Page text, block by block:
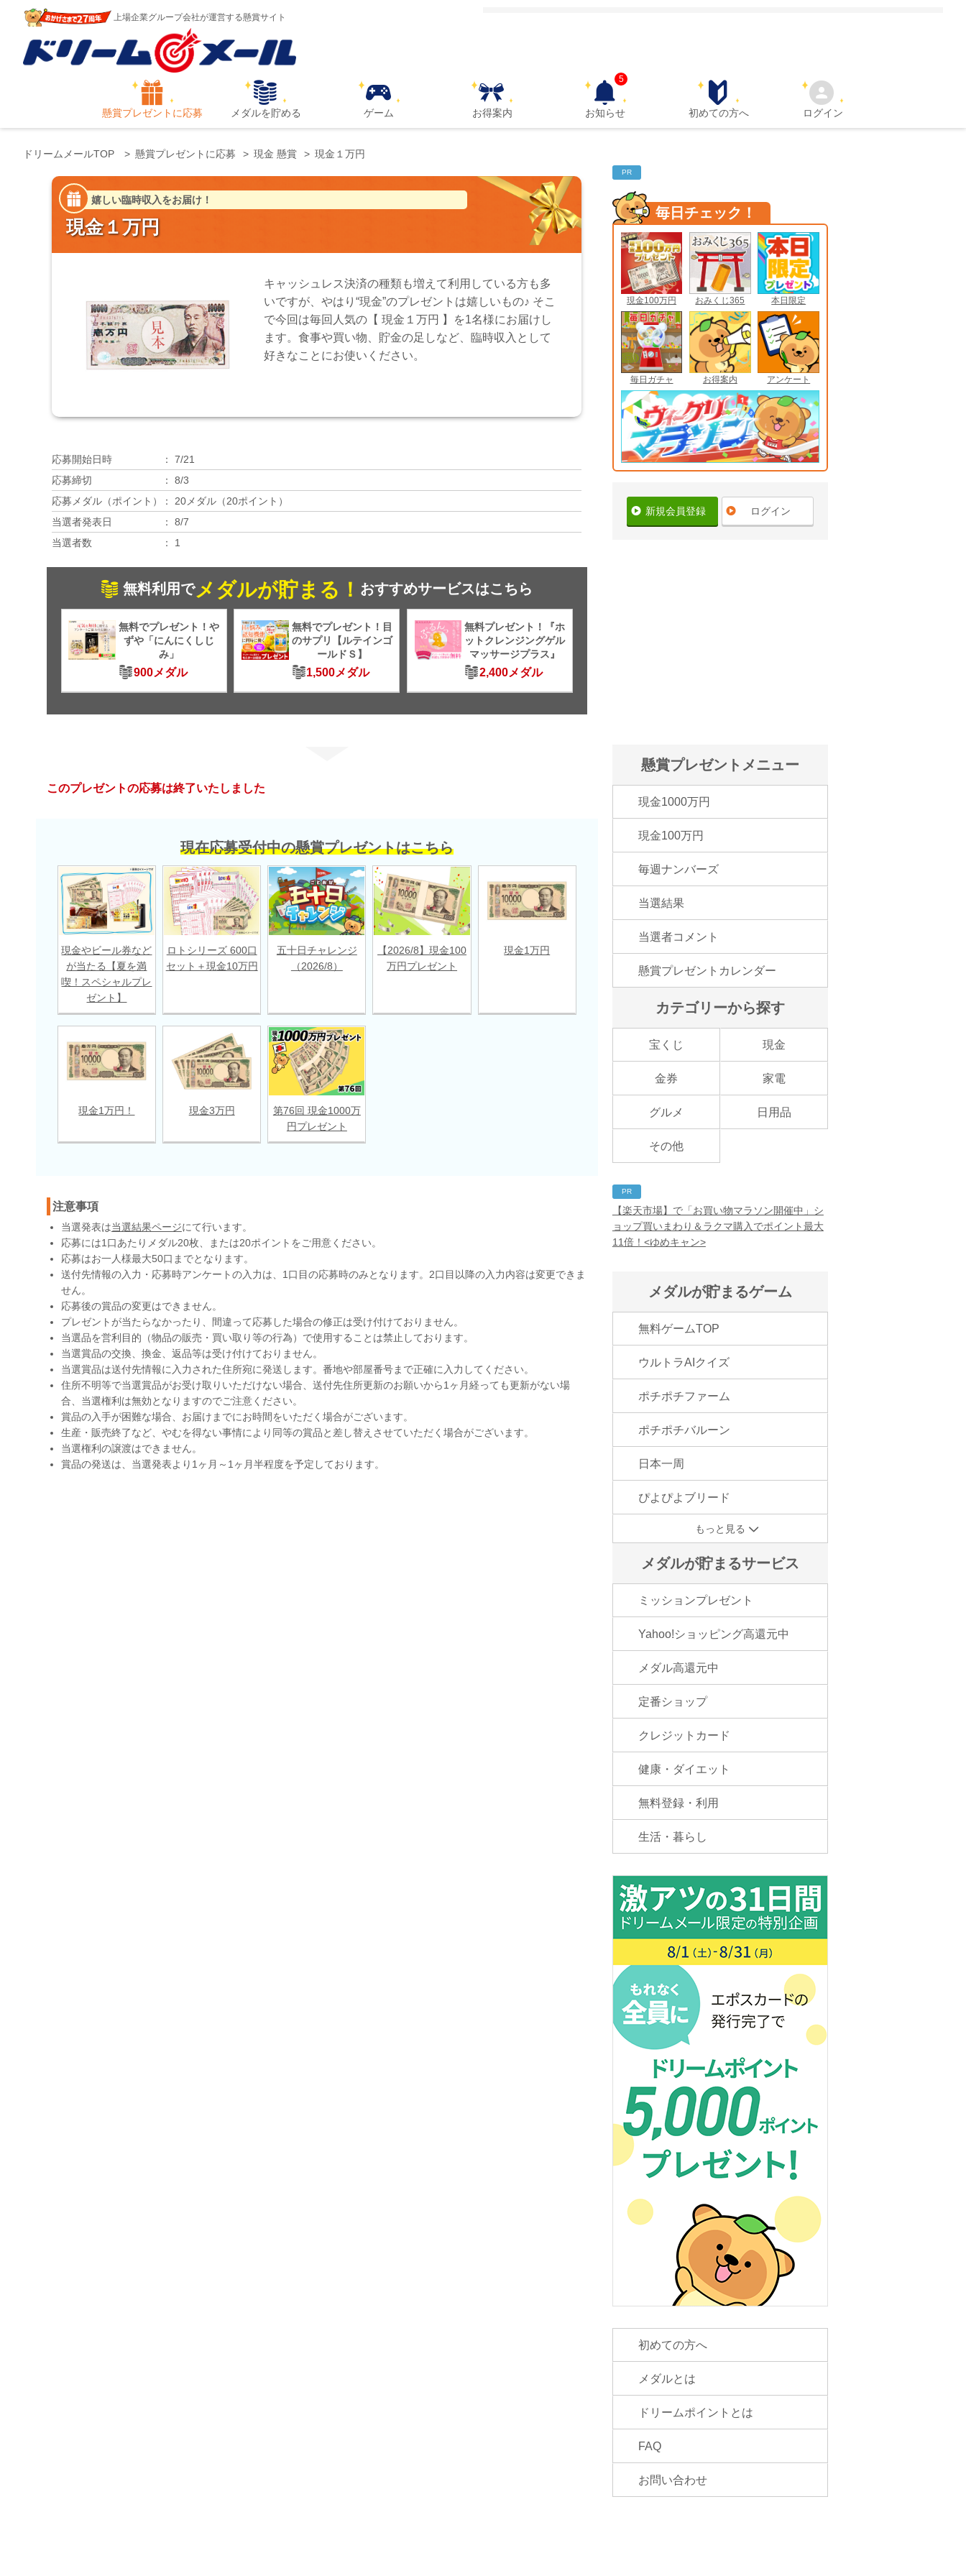
上場企業グループ会社が運営する懸賞サイト
懸賞プレゼントに応募 メダルを貯める ゲーム お得案内 お知らせ
5
初めての方へ ログイン
ドリームメールTOP 懸賞プレゼントに応募 現金 懸賞 現金１万円
嬉しい臨時収入をお届け！
現金１万円
キャッシュレス決済の種類も増えて利用している方も多
いですが、やはり“現金”のプレゼントは嬉しいもの♪ そこ
で今回は毎回人気の【 現金１万円 】を1名様にお届けし
ます。食事や買い物、貯金の足しなど、臨時収入として
好きなことにお使いください。
応募開始日時
7/21
応募締切
8/3
応募メダル（ポイント）
20メダル（20ポイント）
当選者発表日
8/7
当選者数
1
無料利用でメダルが貯まる！ おすすめサービスはこちら
無料でプレゼント！や
ずや「にんにくしじ
み」
900メダル
無料でプレゼント！目
のサプリ【ルテインゴ
ールドＳ】
1,500メダル
無料プレゼント！『ホ
ットクレンジングゲル
マッサージプラス』
2,400メダル
このプレゼントの応募は終了いたしました
現在応募受付中の懸賞プレゼントはこちら
現金やビール券など
が当たる【夏を満
喫！スペシャルプレ
ゼント】
ロトシリーズ 600口
セット＋現金10万円
五十日チャレンジ
（2026/8）
【2026/8】現金100
万円プレゼント
現金1万円
現金1万円！ 現金3万円
第76回 現金1000万
円プレゼント
注意事項
当選発表は当選結果ページにて行います。
応募には1口あたりメダル20枚、または20ポイントをご用意ください。
応募はお一人様最大50口までとなります。
送付先情報の入力・応募時アンケートの入力は、1口目の応募時のみとなります。2口目以降の入力内容は変更できま
せん。
応募後の賞品の変更はできません。
プレゼントが当たらなかったり、間違って応募した場合の修正は受け付けておりません。
当選品を営利目的（物品の販売・買い取り等の行為）で使用することは禁止しております。
当選賞品の交換、換金、返品等は受け付けておりません。
当選賞品は送付先情報に入力された住所宛に発送します。番地や部屋番号まで正確に入力してください。
住所不明等で当選賞品がお受け取りいただけない場合、送付先住所更新のお願いから1ヶ月経っても更新がない場
合、当選権利は無効となりますのでご注意ください。
賞品の入手が困難な場合、お届けまでにお時間をいただく場合がございます。
生産・販売終了など、やむを得ない事情により同等の賞品と差し替えさせていただく場合がございます。
当選権利の譲渡はできません。
賞品の発送は、当選発表より1ヶ月～1ヶ月半程度を予定しております。
PR
毎日チェック！
現金100万円 おみくじ365 本日限定
毎日ガチャ お得案内 アンケート
新規会員登録 ログイン
懸賞プレゼントメニュー
現金1000万円
現金100万円
毎週ナンバーズ
当選結果
当選者コメント
懸賞プレゼントカレンダー
カテゴリーから探す
宝くじ 現金
金券 家電
グルメ 日用品
その他
PR
【楽天市場】で「お買い物マラソン開催中」シ
ョップ買いまわり＆ラクマ購入でポイント最大
11倍！<ゆめキャン>
メダルが貯まるゲーム
無料ゲームTOP
ウルトラAIクイズ
ポチポチファーム
ポチポチバルーン
日本一周
ぴよぴよブリード
もっと見る
メダルが貯まるサービス
ミッションプレゼント
Yahoo!ショッピング高還元中
メダル高還元中
定番ショップ
クレジットカード
健康・ダイエット
無料登録・利用
生活・暮らし
初めての方へ
メダルとは
ドリームポイントとは
FAQ
お問い合わせ